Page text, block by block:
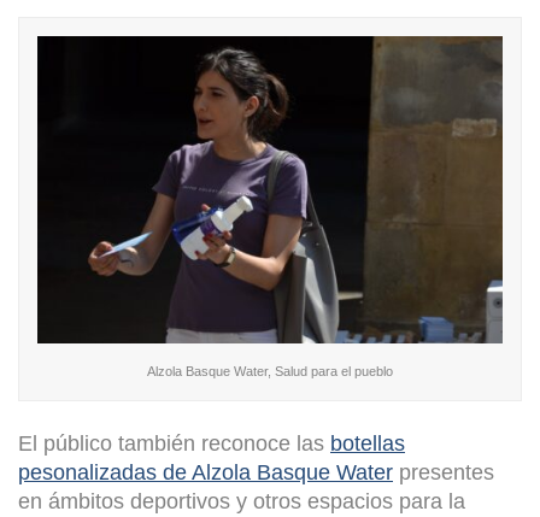
Alzola Basque Water, Salud para el pueblo
El público también reconoce las botellas
pesonalizadas de Alzola Basque Water presentes
en ámbitos deportivos y otros espacios para la